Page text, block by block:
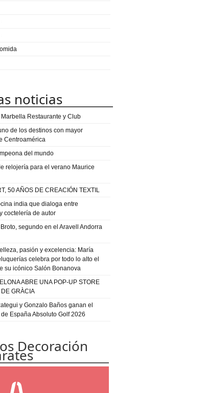
noticias
Restaurante y Club
de los destinos con mayor
Centroamérica
del mundo
relojería para el verano Maurice
50 AÑOS DE CREACIÓN TEXTIL
india que dialoga entre
coctelería de autor
segundo en el Aravell Andorra
pasión y excelencia: María
celebra por todo lo alto el
su icónico Salón Bonanova
ABRE UNA POP-UP STORE
DE GRÀCIA
y Gonzalo Baños ganan el
España Absoluto Golf 2026
Decoración